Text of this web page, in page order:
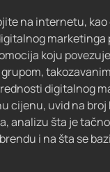
na internetu, kao
marketinga
koju
digitalnog
cijenu, uvid na broj
analizu šta je
i na šta se